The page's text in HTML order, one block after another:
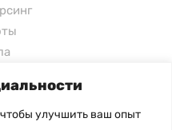
улучшить ваш опыт